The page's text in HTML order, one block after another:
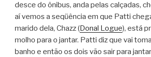
desce do ônibus, anda pelas calçadas,
aí vemos a seqüência em que Patti
marido dela, Chazz (Donal Logue), está
molho para o jantar. Patti diz que vai
banho e então os dois vão sair para